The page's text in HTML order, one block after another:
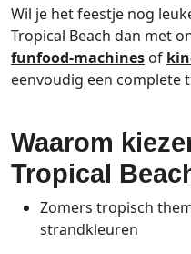
Wil je het feestje nog
Tropical Beach dan met
funfood‑machines of
eenvoudig een complete
Waarom
Tropical
Zomers tropisch
strandkleuren